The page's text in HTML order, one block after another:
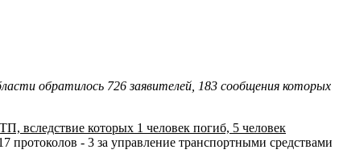
обратилось 726 заявителей, 183 сообщения которых
вследствие которых 1 человек погиб, 5 человек
протоколов - 3 за управление транспортными средствами